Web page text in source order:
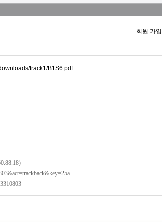
회원 가입
track1/B1S6.pdf